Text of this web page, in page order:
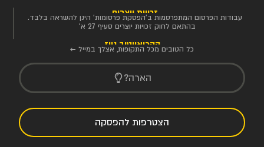
זכויות יוצרים
עבודות הפרסום המתפרסמות ב'הפסקת פרסומות' הינן להשראה בלבד.
בהתאם לחוק זכויות יוצרים סעיף 27 א'
הקריאייטיב ניוז
כל הטובים מכל התקופות, אצלך במייל ←
הארה?
הצטרפות להפסקה